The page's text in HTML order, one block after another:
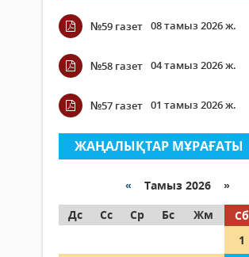
№59 газет 08 тамыз 2026 ж.
№58 газет 04 тамыз 2026 ж.
№57 газет 01 тамыз 2026 ж.
ЖАҢАЛЫҚТАР МҰРАҒАТЫ
« Тамыз 2026 »
Дс
Сс Ср Бс Жм Сб
1